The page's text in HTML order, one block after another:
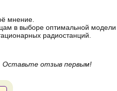
мнение.
в выборе оптимальной модели
радиостанций.
Оставьте отзыв первым!